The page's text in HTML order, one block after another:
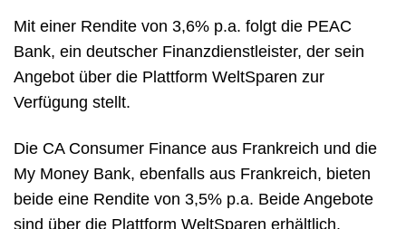
Mit einer Rendite von 3,6% p.a. folgt die PEAC
Bank, ein deutscher Finanzdienstleister, der sein
Angebot über die Plattform WeltSparen zur
Verfügung stellt.
Die CA Consumer Finance aus Frankreich und die
My Money Bank, ebenfalls aus Frankreich, bieten
beide eine Rendite von 3,5% p.a. Beide Angebote
sind über die Plattform WeltSparen erhältlich.